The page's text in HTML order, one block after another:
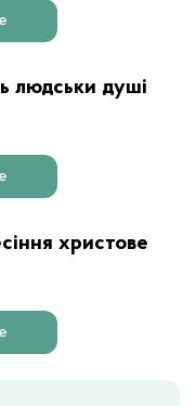
людськи душі
христове